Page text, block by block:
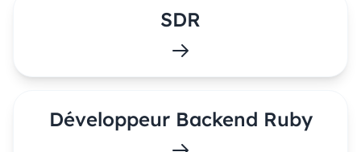
SDR
Développeur Backend Ruby